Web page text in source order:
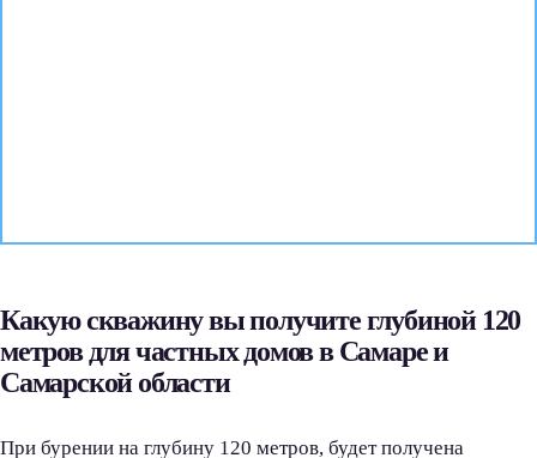
Какую скважину вы получите глубиной 120
метров для частных домов в Самаре и
Самарской области
При бурении на глубину 120 метров, будет получена